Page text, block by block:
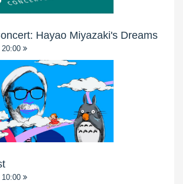
Hayao Miyazaki's Dreams
20:00
10:00